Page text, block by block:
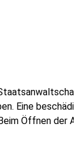
Eine
Öffnen der